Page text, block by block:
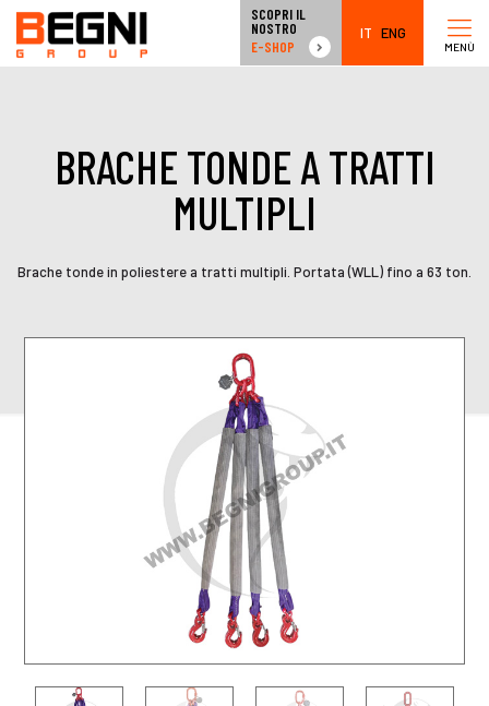
MENÙ
SCOPRI IL
NOSTRO
E-SHOP
IT ENG
BRACHE TONDE A TRATTI
MULTIPLI
Brache tonde in poliestere a tratti multipli. Portata (WLL) fino a 63 ton.